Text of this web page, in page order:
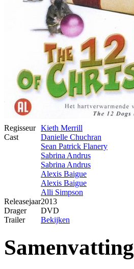
Regisseur Kieth Merrill
Cast
Danielle Chuchran
Sean Patrick Flanery
Sabrina Andrus
Sabrina Andrus
Alexis Baigue
Alexis Baigue
Alli Simpson
Releasejaar2013
Drager
DVD
Trailer
Bekijken
Samenvatting